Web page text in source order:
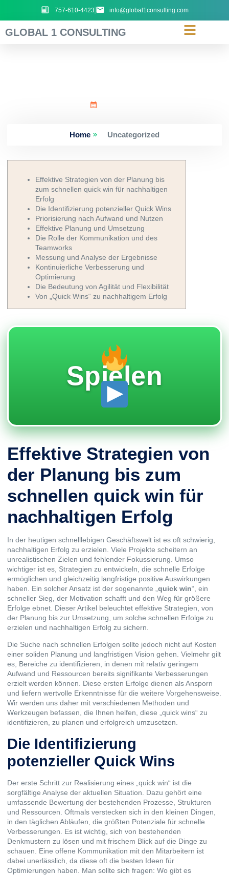
757-610-4423 info@global1consulting.com
GLOBAL 1 CONSULTING
Home Uncategorized
Effektive Strategien von der Planung bis
zum schnellen quick win für nachhaltigen
Erfolg
Die Identifizierung potenzieller Quick Wins
Priorisierung nach Aufwand und Nutzen
Effektive Planung und Umsetzung
Die Rolle der Kommunikation und des
Teamworks
Messung und Analyse der Ergebnisse
Kontinuierliche Verbesserung und
Optimierung
Die Bedeutung von Agilität und Flexibilität
Von „Quick Wins“ zu nachhaltigem Erfolg
Spielen
Effektive Strategien von
der Planung bis zum
schnellen quick win für
nachhaltigen Erfolg
In der heutigen schnelllebigen Geschäftswelt ist es oft schwierig,
nachhaltigen Erfolg zu erzielen. Viele Projekte scheitern an
unrealistischen Zielen und fehlender Fokussierung. Umso
wichtiger ist es, Strategien zu entwickeln, die schnelle Erfolge
ermöglichen und gleichzeitig langfristige positive Auswirkungen
haben. Ein solcher Ansatz ist der sogenannte „ quick win“, ein
schneller Sieg, der Motivation schafft und den Weg für größere
Erfolge ebnet. Dieser Artikel beleuchtet effektive Strategien, von
der Planung bis zur Umsetzung, um solche schnellen Erfolge zu
erzielen und nachhaltigen Erfolg zu sichern.
Die Suche nach schnellen Erfolgen sollte jedoch nicht auf Kosten
einer soliden Planung und langfristigen Vision gehen. Vielmehr gilt
es, Bereiche zu identifizieren, in denen mit relativ geringem
Aufwand und Ressourcen bereits signifikante Verbesserungen
erzielt werden können. Diese ersten Erfolge dienen als Ansporn
und liefern wertvolle Erkenntnisse für die weitere Vorgehensweise.
Wir werden uns daher mit verschiedenen Methoden und
Werkzeugen befassen, die Ihnen helfen, diese „quick wins“ zu
identifizieren, zu planen und erfolgreich umzusetzen.
Die Identifizierung
potenzieller Quick Wins
Der erste Schritt zur Realisierung eines „quick win“ ist die
sorgfältige Analyse der aktuellen Situation. Dazu gehört eine
umfassende Bewertung der bestehenden Prozesse, Strukturen
und Ressourcen. Oftmals verstecken sich in den kleinen Dingen,
in den täglichen Abläufen, die größten Potenziale für schnelle
Verbesserungen. Es ist wichtig, sich von bestehenden
Denkmustern zu lösen und mit frischem Blick auf die Dinge zu
schauen. Eine offene Kommunikation mit den Mitarbeitern ist
dabei unerlässlich, da diese oft die besten Ideen für
Optimierungen haben. Man sollte sich fragen: Wo gibt es